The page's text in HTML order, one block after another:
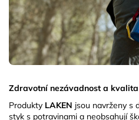
Zdravotní nezávadnost a kvalita
Produkty LAKEN jsou navrženy s
styk s potravinami a neobsahují